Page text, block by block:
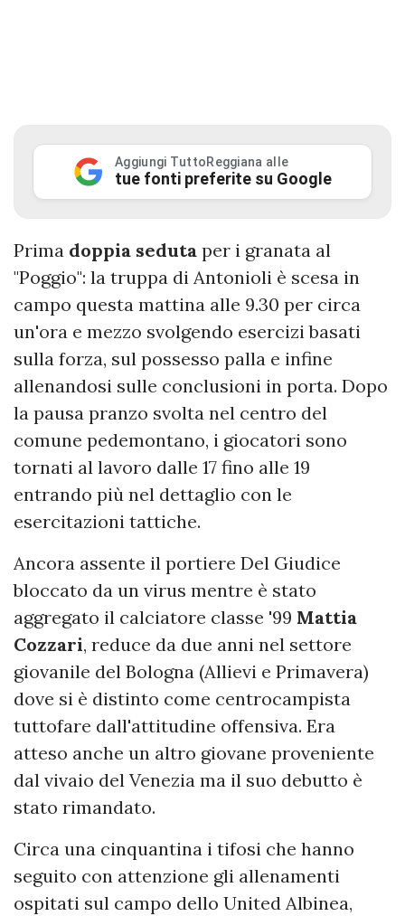
Aggiungi TuttoReggiana alle
tue fonti preferite su Google
Prima doppia seduta per i granata al
"Poggio": la truppa di Antonioli è scesa in
campo questa mattina alle 9.30 per circa
un'ora e mezzo svolgendo esercizi basati
sulla forza, sul possesso palla e infine
allenandosi sulle conclusioni in porta. Dopo
la pausa pranzo svolta nel centro del
comune pedemontano, i giocatori sono
tornati al lavoro dalle 17 fino alle 19
entrando più nel dettaglio con le
esercitazioni tattiche.
Ancora assente il portiere Del Giudice
bloccato da un virus mentre è stato
aggregato il calciatore classe '99 Mattia
Cozzari, reduce da due anni nel settore
giovanile del Bologna (Allievi e Primavera)
dove si è distinto come centrocampista
tuttofare dall'attitudine offensiva. Era
atteso anche un altro giovane proveniente
dal vivaio del Venezia ma il suo debutto è
stato rimandato.
Circa una cinquantina i tifosi che hanno
seguito con attenzione gli allenamenti
ospitati sul campo dello United Albinea,